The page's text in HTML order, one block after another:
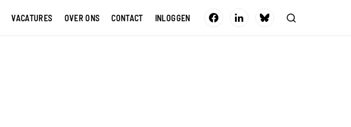
VACATURES OVER ONS CONTACT INLOGGEN